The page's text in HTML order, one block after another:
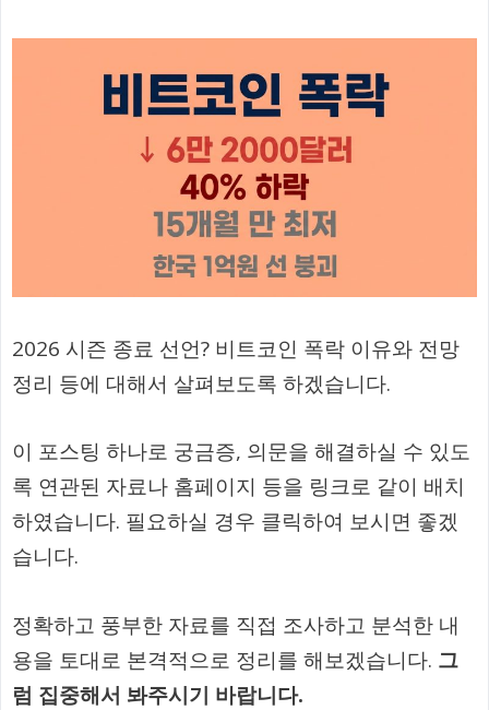
2026 시즌 종료 선언? 비트코인 폭락 이유와 전망
정리 등에 대해서 살펴보도록 하겠습니다.
이 포스팅 하나로 궁금증, 의문을 해결하실 수 있도
록 연관된 자료나 홈페이지 등을 링크로 같이 배치
하였습니다. 필요하실 경우 클릭하여 보시면 좋겠
습니다.
정확하고 풍부한 자료를 직접 조사하고 분석한 내
용을 토대로 본격적으로 정리를 해보겠습니다. 그
럼 집중해서 봐주시기 바랍니다.